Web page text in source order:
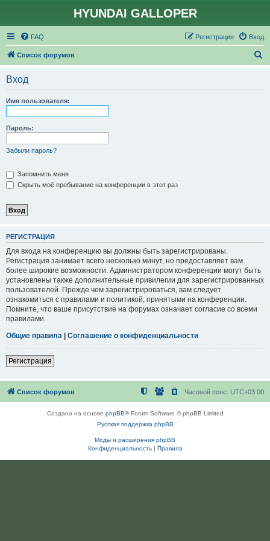
HYUNDAI GALLOPER
FAQ Вход
Регистрация
Список форумов
Вход
Имя пользователя:
Пароль:
Забыли пароль?
Запомнить меня
Скрыть моё пребывание на конференции в этот раз
РЕГИСТРАЦИЯ
Для входа на конференцию вы должны быть зарегистрированы.
Регистрация занимает всего несколько минут, но предоставляет вам
более широкие возможности. Администратором конференции могут быть
установлены также дополнительные привилегии для зарегистрированных
пользователей. Прежде чем зарегистрироваться, вам следует
ознакомиться с правилами и политикой, принятыми на конференции.
Помните, что ваше присутствие на форумах означает согласие со всеми
правилами.
Общие правила | Соглашение о конфиденциальности
Регистрация
Список форумов Часовой пояс: UTC+03:00
Создано на основе phpBB® Forum Software © phpBB Limited
Русская поддержка phpBB
Моды и расширения phpBB
Конфиденциальность| Правила